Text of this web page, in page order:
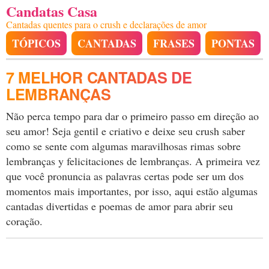
Candatas Casa
Cantadas quentes para o crush e declarações de amor
TÓPICOS CANTADAS FRASES PONTAS
7 MELHOR CANTADAS DE
LEMBRANÇAS
Não perca tempo para dar o primeiro passo em direção ao
seu amor! Seja gentil e criativo e deixe seu crush saber
como se sente com algumas maravilhosas rimas sobre
lembranças y felicitaciones de lembranças. A primeira vez
que você pronuncia as palavras certas pode ser um dos
momentos mais importantes, por isso, aqui estão algumas
cantadas divertidas e poemas de amor para abrir seu
coração.